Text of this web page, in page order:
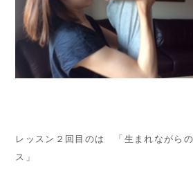
レッスン２回目のは 「生まれながら
ス」